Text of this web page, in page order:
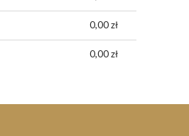
0,00 zł
0,00 zł